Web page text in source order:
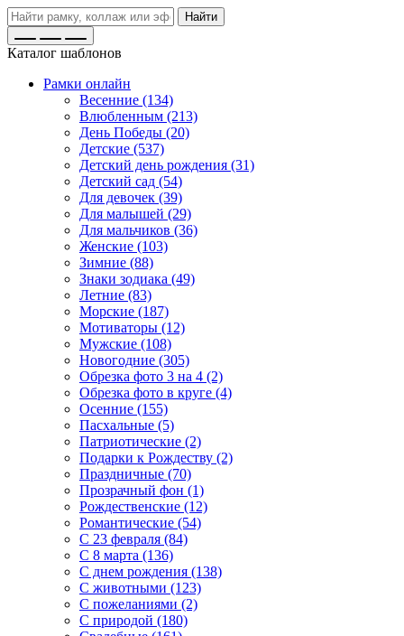
Найти
Каталог шаблонов
Рамки онлайн
Весенние (134)
Влюбленным (213)
День Победы (20)
Детские (537)
Детский день рождения (31)
Детский сад (54)
Для девочек (39)
Для малышей (29)
Для мальчиков (36)
Женские (103)
Зимние (88)
Знаки зодиака (49)
Летние (83)
Морские (187)
Мотиваторы (12)
Мужские (108)
Новогодние (305)
Обрезка фото 3 на 4 (2)
Обрезка фото в круге (4)
Осенние (155)
Пасхальные (5)
Патриотические (2)
Подарки к Рождеству (2)
Праздничные (70)
Прозрачный фон (1)
Рождественские (12)
Романтические (54)
С 23 февраля (84)
С 8 марта (136)
С днем рождения (138)
С животными (123)
С пожеланиями (2)
С природой (180)